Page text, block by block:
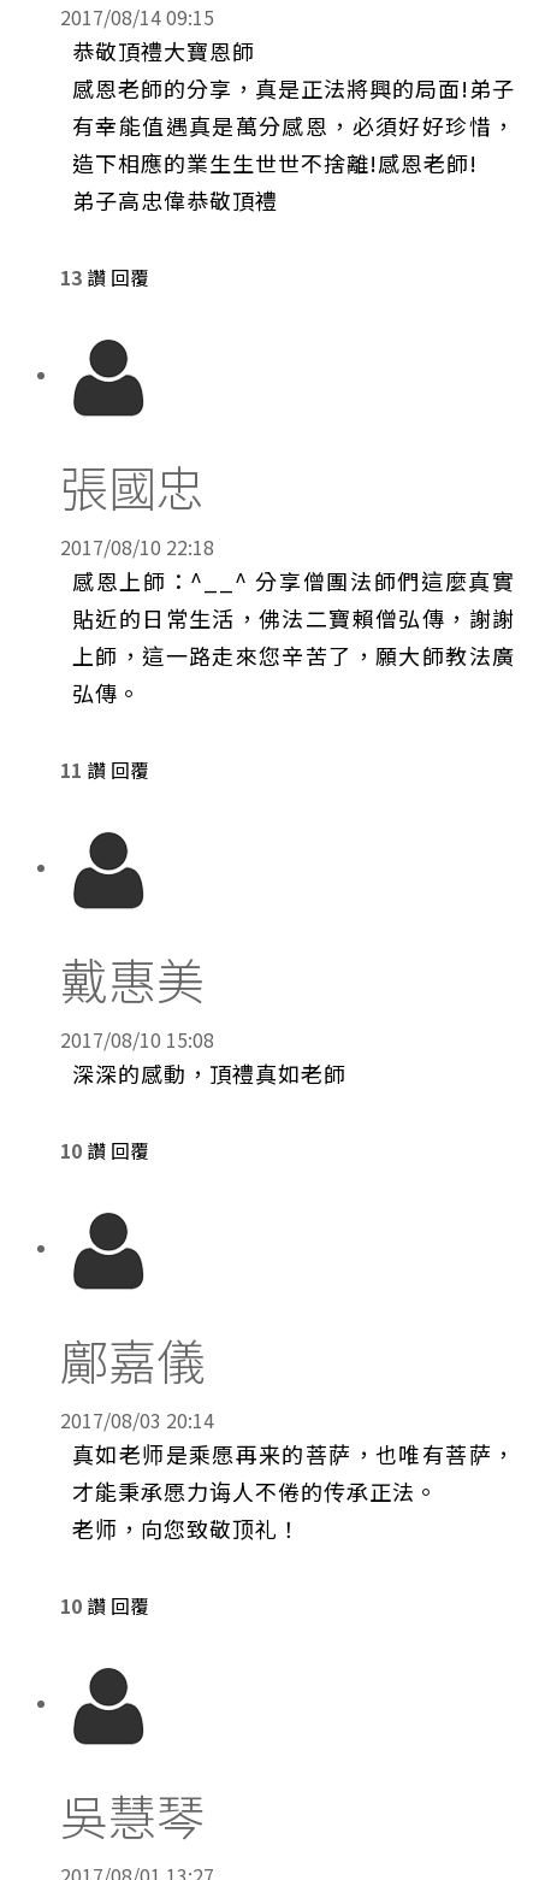
2017/08/14 09:15
恭敬頂禮大寶恩師
感恩老師的分享，真是正法將興的局面!弟子
有幸能值遇真是萬分感恩，必須好好珍惜，
造下相應的業生生世世不捨離!感恩老師!
弟子高忠偉恭敬頂禮
13 讚 回覆
張國忠
2017/08/10 22:18
感恩上師：^__^ 分享僧團法師們這麼真實
貼近的日常生活，佛法二寶賴僧弘傳，謝謝
上師，這一路走來您辛苦了，願大師教法廣
弘傳。
11 讚 回覆
戴惠美
2017/08/10 15:08
深深的感動，頂禮真如老師
10 讚 回覆
鄺嘉儀
2017/08/03 20:14
真如老师是乘愿再来的菩萨，也唯有菩萨，
才能秉承愿力诲人不倦的传承正法。
老师，向您致敬顶礼！
10 讚 回覆
吳慧琴